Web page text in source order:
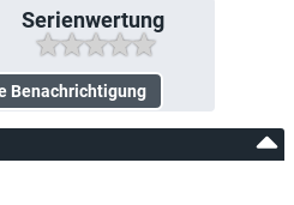
Serienwertung